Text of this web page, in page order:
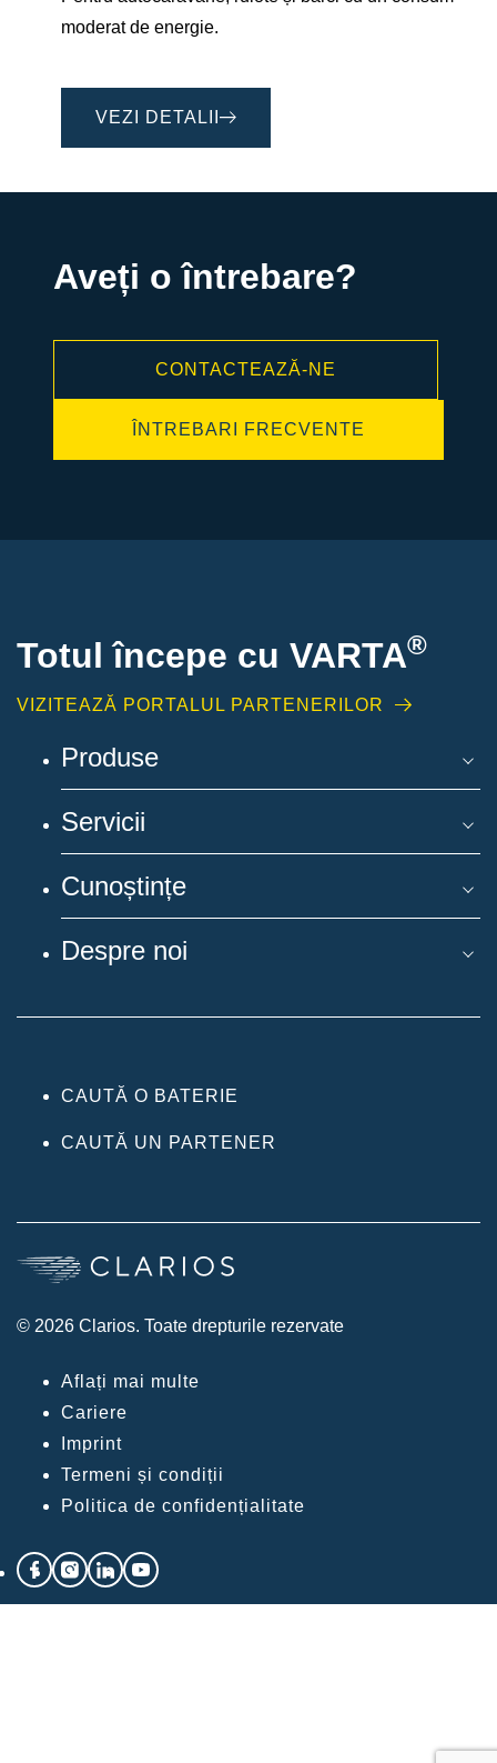
moderat de energie.
VEZI DETALII
Aveți o întrebare?
CONTACTEAZĂ-NE
ÎNTREBARI FRECVENTE
Totul începe cu VARTA®
VIZITEAZĂ PORTALUL PARTENERILOR
Produse
Servicii
Cunoștințe
Despre noi
CAUTĂ O BATERIE
CAUTĂ UN PARTENER
© 2026 Clarios. Toate drepturile rezervate
Aflați mai multe
Cariere
Imprint
Termeni și condiții
Politica de confidențialitate